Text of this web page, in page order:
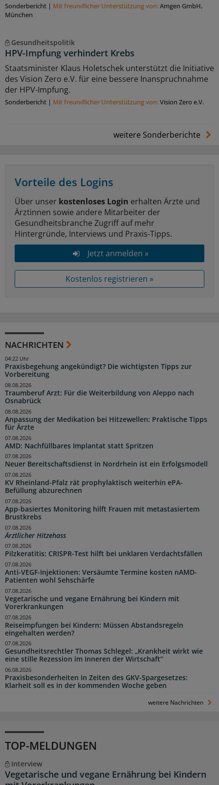
Sonderbericht | Mit freundlicher Unterstützung von:Amgen GmbH,
München
Gesundheitspolitik
HPV-Impfung verhindert Krebs
Staatsminister Klaus Holetschek unterstützt die Initiative
des Vision Zero e.V. für eine bessere Inanspruchnahme
der HPV-Impfung.
Sonderbericht | Mit freundlicher Unterstützung von:Vision Zero e.V.
weitere Sonderberichte
Vorteile des Logins
Über unser kostenloses Login erhalten Ärzte und
Ärztinnen sowie andere Mitarbeiter der
Gesundheitsbranche Zugriff auf mehr
Hintergründe, Interviews und Praxis-Tipps.
Jetzt anmelden »
Kostenlos registrieren »
NACHRICHTEN
Praxisbegehung angekündigt? Die wichtigsten Tipps zur
Vorbereitung
04:22 Uhr
Traumberuf Arzt: Für die Weiterbildung von Aleppo nach
Osnabrück
08.08.2026
Anpassung der Medikation bei Hitzewellen: Praktische Tipps
für Ärzte
08.08.2026
AMD: Nachfüllbares Implantat statt Spritzen
07.08.2026
Neuer Bereitschaftsdienst in Nordrhein ist ein Erfolgsmodell
07.08.2026
KV Rheinland-Pfalz rät prophylaktisch weiterhin ePA-
Befüllung abzurechnen
07.08.2026
App-basiertes Monitoring hilft Frauen mit metastasiertem
Brustkrebs
07.08.2026
Ärztlicher Hitzehass
07.08.2026
Pilzkeratitis: CRISPR-Test hilft bei unklaren Verdachtsfällen
07.08.2026
Anti-VEGF-Injektionen: Versäumte Termine kosten nAMD-
Patienten wohl Sehschärfe
07.08.2026
Vegetarische und vegane Ernährung bei Kindern mit
Vorerkrankungen
07.08.2026
Reiseimpfungen bei Kindern: Müssen Abstandsregeln
eingehalten werden?
07.08.2026
Gesundheitsrechtler Thomas Schlegel: „Krankheit wirkt wie
eine stille Rezession im Inneren der Wirtschaft“
07.08.2026
Praxisbesonderheiten in Zeiten des GKV-Spargesetzes:
Klarheit soll es in der kommenden Woche geben
06.08.2026
weitere Nachrichten
TOP-MELDUNGEN
Interview
Vegetarische und vegane Ernährung bei Kindern